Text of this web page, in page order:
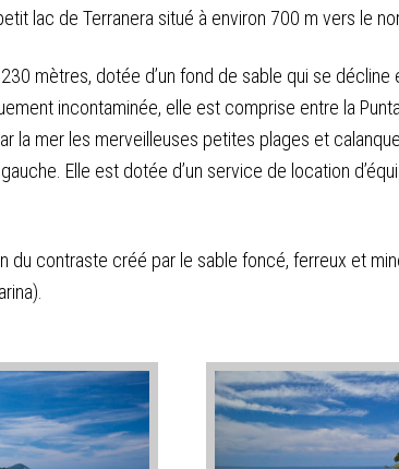
lac de Terranera situé à environ 700 m vers le
mètres, dotée d’un fond de sable qui se
incontaminée, elle est comprise entre la
la mer les merveilleuses petites plages et
Elle est dotée d’un service de location
du contraste créé par le sable foncé, ferreux et